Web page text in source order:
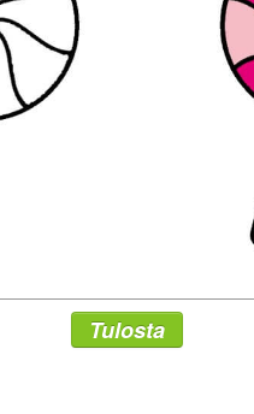
Tulosta